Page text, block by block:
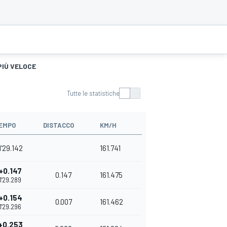
VELOCE
Tutte le statistiche
DISTACCO KM/H
161.741
1'29.289
0.147 161.475
1'29.296
0.007 161.462